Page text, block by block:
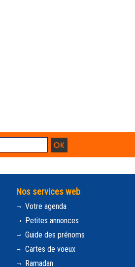
Nos services web
Votre agenda
Petites annonces
Guide des prénoms
Cartes de voeux
Ramadan